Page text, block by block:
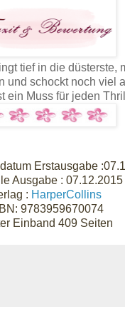
tief in die düsterste,
und schockt noch viel
ein Muss für jeden
Erstausgabe :
Ausgabe : 07.12.2015
: HarperCollins
9783959670074
Einband 409 Seiten